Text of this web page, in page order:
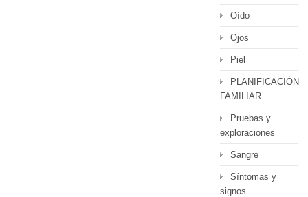
Oído
Ojos
Piel
PLANIFICACIÓN
FAMILIAR
Pruebas y
exploraciones
Sangre
Síntomas y
signos